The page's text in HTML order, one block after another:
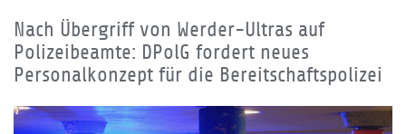
Nach Übergriff von Werder-Ultras auf
Polizeibeamte: DPolG fordert neues
Personalkonzept für die Bereitschaftspolizei